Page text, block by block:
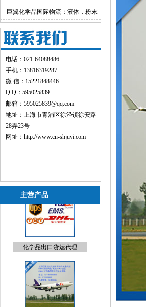
快！巨翼化学品国际物流：液体，粉末
均可邮寄
电话：021-64088486
手机：13816319287
微 信：15221848446
Q Q：595025839
邮箱：595025839@qq.com
地址：上海市青浦区徐泾镇徐安路
28弄23号
网址： http://www.cn-shjuyi.com
主营产品
电池空运出口货运出口快递
出口